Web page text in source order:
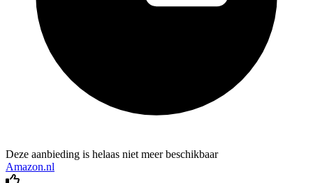
Deze aanbieding is helaas niet meer beschikbaar
Amazon.nl